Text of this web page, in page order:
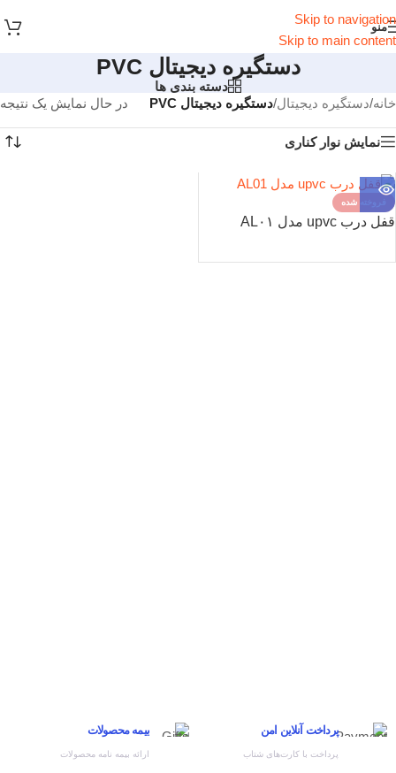
Skip to navigation
Skip to main content
منو
دستگیره دیجیتال PVC
دسته بندی ها
خانه/دستگیره دیجیتال/دستگیره دیجیتال PVC در حال نمایش یک نتیجه
نمایش نوار کناری
فروخته شده
قفل درب upvc مدل AL۰۱
پرداخت آنلاین امن
پرداخت با کارت‌های شتاب
بیمه محصولات
ارائه بیمه نامه محصولات